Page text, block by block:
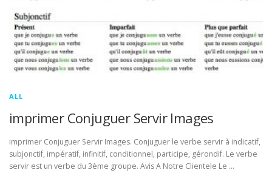
ALL
imprimer Conjuguer Servir Images
imprimer Conjuguer Servir Images. Conjuguer le verbe servir à indicatif,
subjonctif, impératif, infinitif, conditionnel, participe, gérondif. Le verbe
servir est un verbe du 3ème groupe. Avis A Notre Clientele Le …